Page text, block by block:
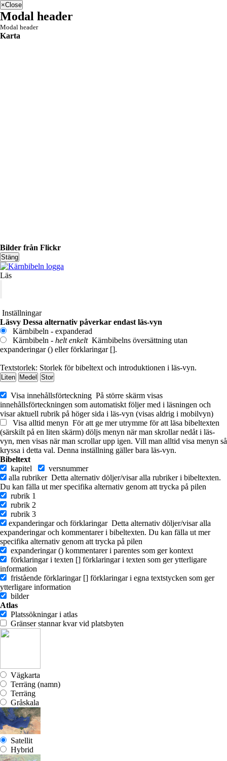
×Close
Modal header
Modal header
Karta
Bilder från Flickr
Stäng
Läs
Inställningar
Läsvy Dessa alternativ påverkar endast läs-vyn
Kärnbibeln - expanderad
Kärnbibeln - helt enkelt Kärnbibelns översättning utan
expanderingar () eller förklaringar [].
Textstorlek: Storlek för bibeltext och introduktionen i läs-vyn.
Liten Medel Stor
Visa innehållsförteckning På större skärm visas
innehållsförteckningen som automatiskt följer med i läsningen och
visar aktuell rubrik på höger sida i läs-vyn (visas aldrig i mobilvyn)
Visa alltid menyn För att ge mer utrymme för att läsa bibeltexten
(särskilt på en liten skärm) döljs menyn när man skrollar nedåt i läs-
vyn, men visas när man scrollar upp igen. Vill man alltid visa menyn så
kryssa i detta val. Denna inställning gäller bara läs-vyn.
Bibeltext
kapitel
versnummer
alla rubriker Detta alternativ döljer/visar alla rubriker i bibeltexten.
Du kan fälla ut mer specifika alternativ genom att trycka på pilen
rubrik 1
rubrik 2
rubrik 3
expanderingar och förklaringar Detta alternativ döljer/visar alla
expanderingar och kommentarer i bibeltexten. Du kan fälla ut mer
specifika alternativ genom att trycka på pilen
expanderingar () kommentarer i parentes som ger kontext
förklaringar i texten [] förklaringar i texten som ger ytterligare
information
fristående förklaringar [] förklaringar i egna textstycken som ger
ytterligare information
bilder
Atlas
Platssökningar i atlas
Gränser stannar kvar vid platsbyten
Vägkarta
Terräng (namn)
Terräng
Gråskala
Satellit
Hybrid